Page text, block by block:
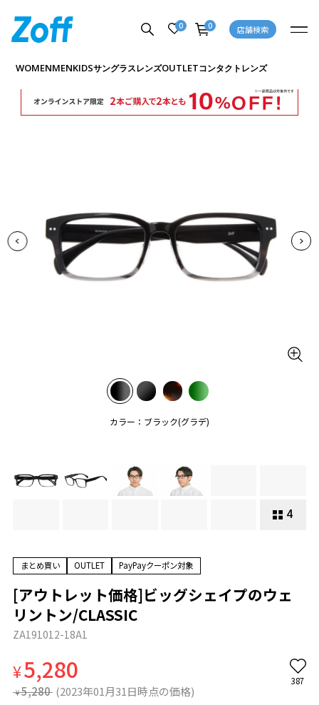
0 0 店舗検索
WOMENMENKIDSサングラスレンズOUTLETコンタクトレンズ
カラー：ブラック(グラデ)
4
商品詳細ページへ
まとめ買い OUTLET PayPayクーポン対象
[アウトレット価格]ビッグシェイプのウェ
リントン/CLASSIC
ZA191012-18A1
¥5,280
¥ 5,280 (2023年01月31日時点の価格)
387